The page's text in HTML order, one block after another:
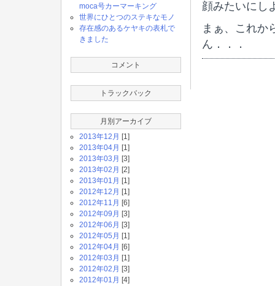
moca号カーマーキング
世界にひとつのステキなモノ
存在感のあるケヤキの表札で
きました
コメント
トラックバック
月別アーカイブ
2013年12月 [1]
2013年04月 [1]
2013年03月 [3]
2013年02月 [2]
2013年01月 [1]
2012年12月 [1]
2012年11月 [6]
2012年09月 [3]
2012年06月 [3]
2012年05月 [1]
2012年04月 [6]
2012年03月 [1]
2012年02月 [3]
2012年01月 [4]
顔みたいにし
まぁ、これか
ん．．．